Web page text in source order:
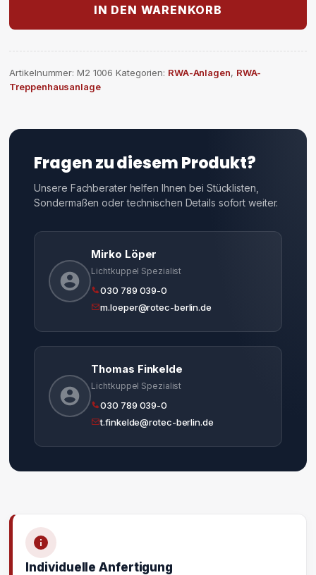
IN DEN WARENKORB
Artikelnummer: M2 1006 Kategorien: RWA-Anlagen, RWA-
Treppenhausanlage
Fragen zu diesem Produkt?
Unsere Fachberater helfen Ihnen bei Stücklisten,
Sondermaßen oder technischen Details sofort weiter.
Mirko Löper
Lichtkuppel Spezialist
030 789 039-0
m.loeper@rotec-berlin.de
Thomas Finkelde
Lichtkuppel Spezialist
030 789 039-0
t.finkelde@rotec-berlin.de
Individuelle Anfertigung